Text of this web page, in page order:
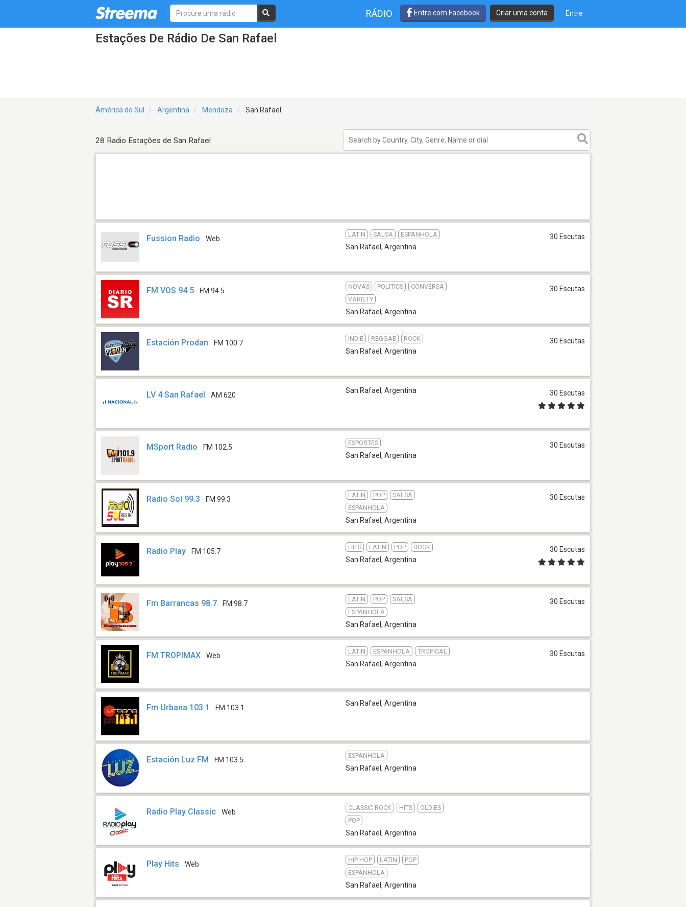
RÁDIO Entre com Facebook Criar uma conta Entre
Estações De Rádio De San Rafael
Ámérica do Sul Argentina Mendoza San Rafael
28 Radio Estações de San Rafael
Fussion Radio Web
LATIN SALSA ESPANHOLA
San Rafael , Argentina
30 Escutas
FM VOS 94.5 FM 94.5
NOVAS POLITICS
CONVERSA
VARIETY
San Rafael , Argentina
30 Escutas
Estación Prodan FM 100.7
INDIE REGGAE ROCK
San Rafael , Argentina
30 Escutas
LV 4 San Rafael AM 620
San Rafael , Argentina 30 Escutas
MSport Radio FM 102.5
ESPORTES
San Rafael , Argentina
30 Escutas
Radio Sol 99.3 FM 99.3
LATIN POP
SALSA
ESPANHOLA
San Rafael , Argentina
30 Escutas
Radio Play FM 105.7
HITS LATIN POP ROCK
San Rafael , Argentina
30 Escutas
Fm Barrancas 98.7 FM 98.7
LATIN POP
SALSA
ESPANHOLA
San Rafael , Argentina
30 Escutas
FM TROPIMAX Web
LATIN ESPANHOLA TROPICAL
San Rafael , Argentina
30 Escutas
Fm Urbana 103.1 FM 103.1
San Rafael , Argentina
Estación Luz FM FM 103.5
ESPANHOLA
San Rafael , Argentina
Radio Play Classic Web
CLASSIC ROCK HITS
OLDIES
POP
San Rafael , Argentina
Play Hits Web
HIP HOP LATIN
POP
ESPANHOLA
San Rafael , Argentina